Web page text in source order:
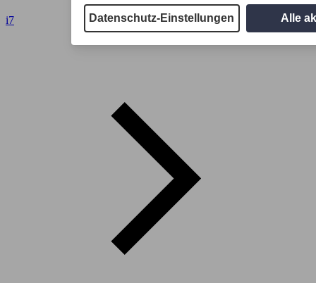
i7 Datenschutz-Einstellungen Alle